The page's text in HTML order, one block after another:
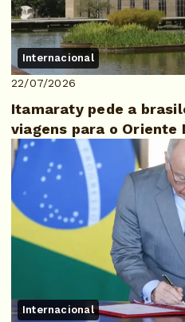
Internacional
22/07/2026
Itamaraty pede a
viagens para o Oriente
Internacional